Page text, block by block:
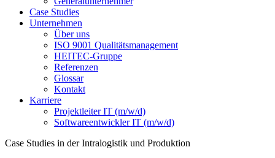
Case Studies
Unternehmen
Über uns
ISO 9001 Qualitätsmanagement
HEITEC-Gruppe
Referenzen
Glossar
Kontakt
Karriere
Projektleiter IT (m/w/d)
Softwareentwickler IT (m/w/d)
Case Studies in der Intralogistik und Produktion